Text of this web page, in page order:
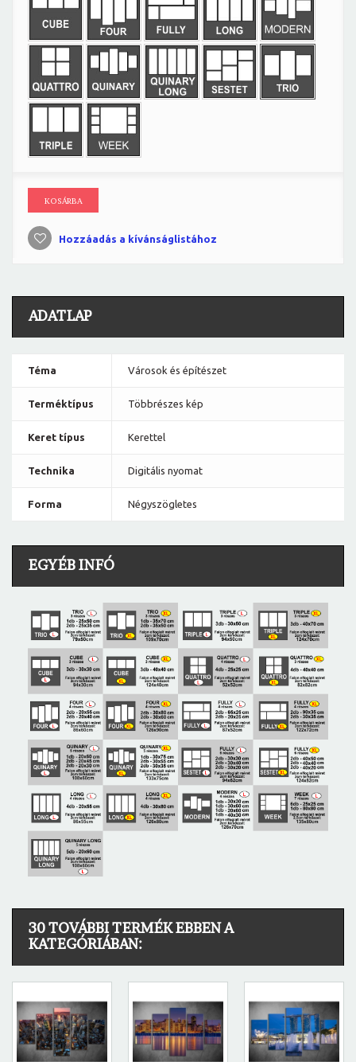
KOSÁRBA
Hozzáadás a kívánságlistához
ADATLAP
Téma Városok és építészet
Terméktípus Többrészes kép
Keret típus Kerettel
Technika Digitális nyomat
Forma Négyszögletes
EGYÉB INFÓ
30 TOVÁBBI TERMÉK EBBEN A
KATEGÓRIÁBAN: